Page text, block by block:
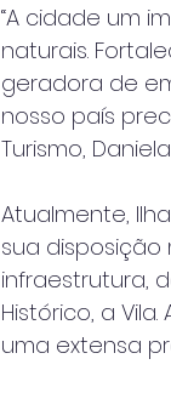
“A cidade um
naturais.
geradora de
nosso país
Turismo,
Atualmente,
sua
infraestrutura,
Histórico, a
uma extensa